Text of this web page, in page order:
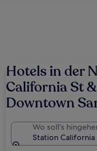
Hotels in der
California St
Downtown
Wo soll’s
Station California